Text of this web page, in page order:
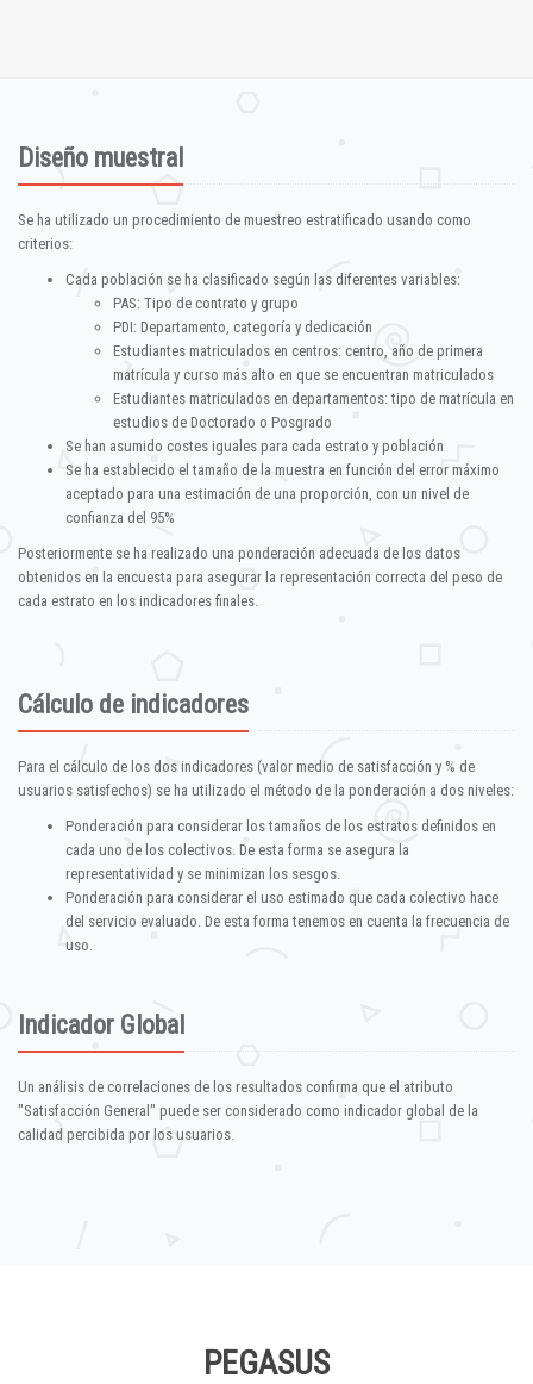
Diseño muestral
Se ha utilizado un procedimiento de muestreo estratificado usando como
criterios:
Cada población se ha clasificado según las diferentes variables:
PAS: Tipo de contrato y grupo
PDI: Departamento, categoría y dedicación
Estudiantes matriculados en centros: centro, año de primera
matrícula y curso más alto en que se encuentran matriculados
Estudiantes matriculados en departamentos: tipo de matrícula en
estudios de Doctorado o Posgrado
Se han asumido costes iguales para cada estrato y población
Se ha establecido el tamaño de la muestra en función del error máximo
aceptado para una estimación de una proporción, con un nivel de
confianza del 95%
Posteriormente se ha realizado una ponderación adecuada de los datos
obtenidos en la encuesta para asegurar la representación correcta del peso de
cada estrato en los indicadores finales.
Cálculo de indicadores
Para el cálculo de los dos indicadores (valor medio de satisfacción y % de
usuarios satisfechos) se ha utilizado el método de la ponderación a dos niveles:
Ponderación para considerar los tamaños de los estratos definidos en
cada uno de los colectivos. De esta forma se asegura la
representatividad y se minimizan los sesgos.
Ponderación para considerar el uso estimado que cada colectivo hace
del servicio evaluado. De esta forma tenemos en cuenta la frecuencia de
uso.
Indicador Global
Un análisis de correlaciones de los resultados confirma que el atributo
"Satisfacción General" puede ser considerado como indicador global de la
calidad percibida por los usuarios.
PEGASUS